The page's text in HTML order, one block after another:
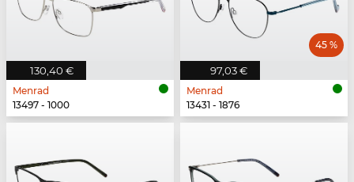
130,40 €
Menrad
13497 - 1000
97,03 €
45 %
Menrad
13431 - 1876